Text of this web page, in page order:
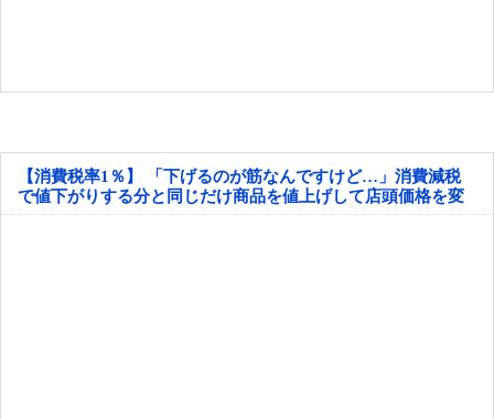
【消費税率1％】 「下げるのが筋なんですけど…」消費減税
で値下がりする分と同じだけ商品を値上げして店頭価格を変
えない店も